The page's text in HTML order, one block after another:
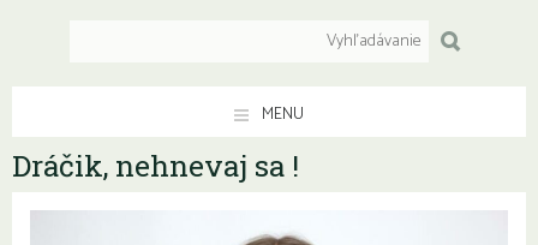
MENU
Dráčik, nehnevaj sa !